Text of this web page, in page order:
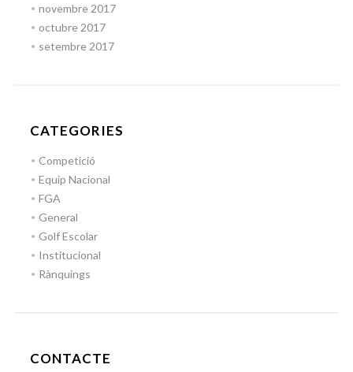
novembre 2017
octubre 2017
setembre 2017
CATEGORIES
Competició
Equip Nacional
FGA
General
Golf Escolar
Institucional
Rànquings
CONTACTE